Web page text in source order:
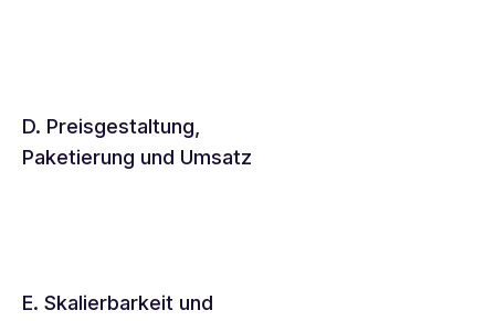
D. Preisgestaltung,
Paketierung und Umsatz
E. Skalierbarkeit und